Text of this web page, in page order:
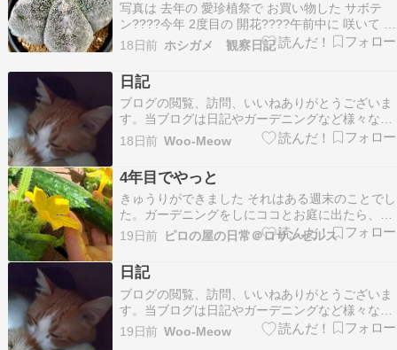
写真は 去年の 愛珍植祭で お買い物した サボテ
ン????今年 2度目の 開花????午前中に 咲いて 夕
方は 閉じて 2回くらい 繰り返して ツボミが ポト
ッと 落ちますね????鮮やかな 黄色い お花で 可
愛い♥️ 日記・雑談(主婦)ランキング
18日前 ホシガメ 観察日記
日記
ブログの閲覧、訪問、いいねありがとうございま
す。当ブログは日記やガーデニングなど様々なも
のを書き残しているブログです。たまにリブログ
もさせて頂いています。フォロー等お好きにどう
ぞ。、ランキング参加しています。 良ければクリ
ックお願いします。 ハーブティーにしようと庭に
生えている…
18日前 Woo-Meow
4年目でやっと
きゅうりができました それはある週末のことでし
た。ガーデニングをしにココとお庭に出たら、き
ゅうりの葉の間から細長いものが見えた 黄色いお
花が集まってる辺りに、寝そべっているきゅう
り。 それも、、、、日本のきゅうり どーせ成ら
ないだろうよ、と思って苗を買ってきたので、こ
っちのきゅ…
19日前 ピロの屋の日常＠ロサンゼルス
日記
ブログの閲覧、訪問、いいねありがとうございま
す。当ブログは日記やガーデニングなど様々なも
のを書き残しているブログです。たまにリブログ
もさせて頂いています。フォロー等お好きにどう
19日前 Woo-Meow